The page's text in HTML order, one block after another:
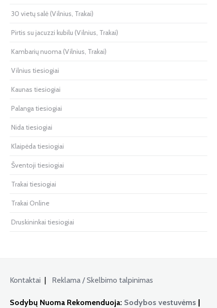
30 vietų salė (Vilnius, Trakai)
Pirtis su jacuzzi kubilu (Vilnius, Trakai)
Kambarių nuoma (Vilnius, Trakai)
Vilnius tiesiogiai
Kaunas tiesiogiai
Palanga tiesiogiai
Nida tiesiogiai
Klaipėda tiesiogiai
Šventoji tiesiogiai
Trakai tiesiogiai
Trakai Online
Druskininkai tiesiogiai
Kontaktai Reklama / Skelbimo talpinimas
Sodybų Nuoma Rekomenduoja: Sodybos vestuvėms